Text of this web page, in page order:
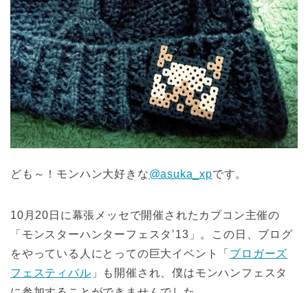
ども～！モンハン大好きな@asuka_xpです。
10月20日に幕張メッセで開催されたカプコン主催の
「モンスターハンターフェスタ’13」。この日、ブログ
をやっている人にとっての巨大イベント「 ブロガーズ
フェスティバル 」も開催され、僕はモンハンフェスタ